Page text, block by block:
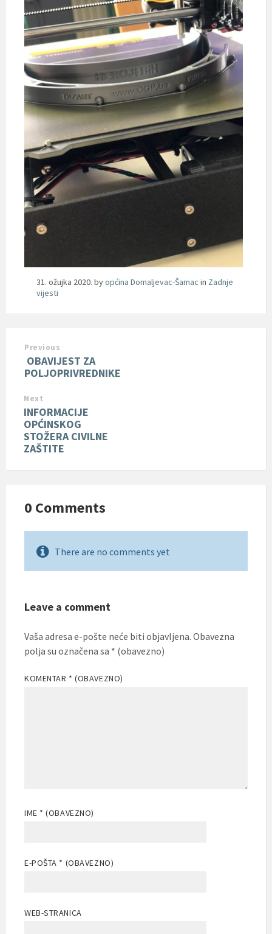
31. ožujka 2020. byopćina Domaljevac-Šamac in Zadnje
vijesti
Previous
OBAVIJEST ZA
POLJOPRIVREDNIKE
Next
INFORMACIJE
OPĆINSKOG
STOŽERA CIVILNE
ZAŠTITE
0 Comments
There are no comments yet
Leave a comment
Vaša adresa e-pošte neće biti objavljena. Obavezna
polja su označena sa * (obavezno)
KOMENTAR * (OBAVEZNO)
IME * (OBAVEZNO)
E-POŠTA * (OBAVEZNO)
WEB-STRANICA